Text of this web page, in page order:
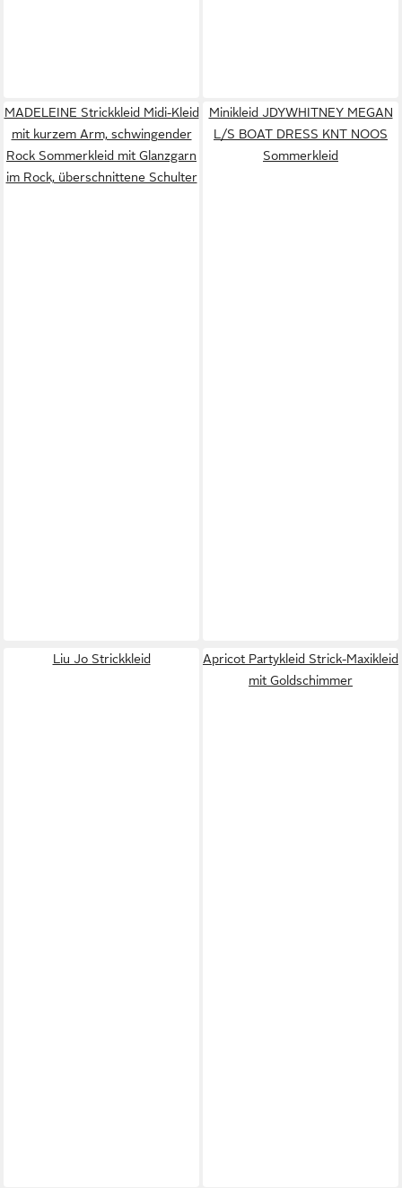
MADELEINE Strickkleid Midi-Kleid
mit kurzem Arm, schwingender
Rock Sommerkleid mit Glanzgarn
im Rock, überschnittene Schulter
Minikleid JDYWHITNEY MEGAN
L/S BOAT DRESS KNT NOOS
Sommerkleid
Liu Jo Strickkleid
Apricot Partykleid Strick-Maxikleid
mit Goldschimmer